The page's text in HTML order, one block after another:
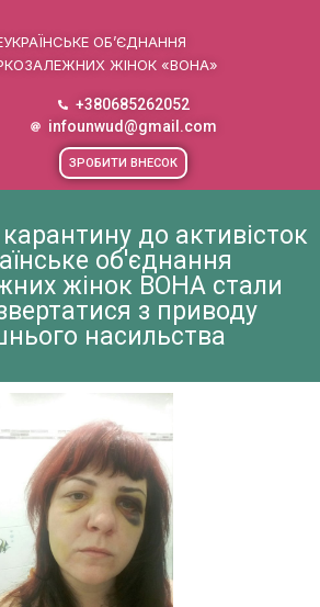
ОБ’ЄДНАННЯ
ЖІНОК «ВОНА»
+380685262052
infounwud@gmail.com
ЗРОБИТИ ВНЕСОК
до активісток
об'єднання
жінок ВОНА стали
з приводу
насильства